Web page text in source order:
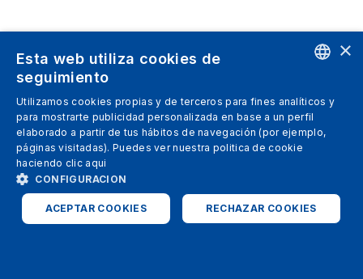
SPANISH
ITALIAN
ENGLISH
×
Esta web utiliza cookies de
seguimiento
Utilizamos cookies propias y de terceros para fines analíticos y
para mostrarte publicidad personalizada en base a un perfil
elaborado a partir de tus hábitos de navegación (por ejemplo,
páginas visitadas). Puedes ver nuestra politica de cookie
haciendo clic aqui
CONFIGURACION
ACEPTAR COOKIES RECHAZAR COOKIES